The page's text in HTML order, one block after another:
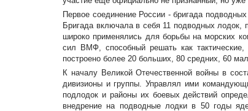
Первое соединение России - бригада
Бригада включала в себя 11 подводных лодок,
широко применялись для борьбы на морских
сил ВМФ, способный решать как
построено более 20 больших, 80 средних, 60
К началу Великой Отечественной войны в
дивизионы и группы. Управлял ими
подлодок и районы их боевых действий
внедрение на подводные лодки в 50 годы